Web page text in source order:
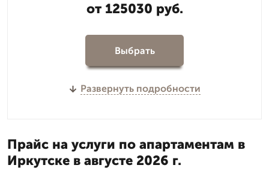
от 125030 руб.
Выбрать
Развернуть подробности
Прайс на услуги по апартаментам в
Иркутске в августе 2026 г.